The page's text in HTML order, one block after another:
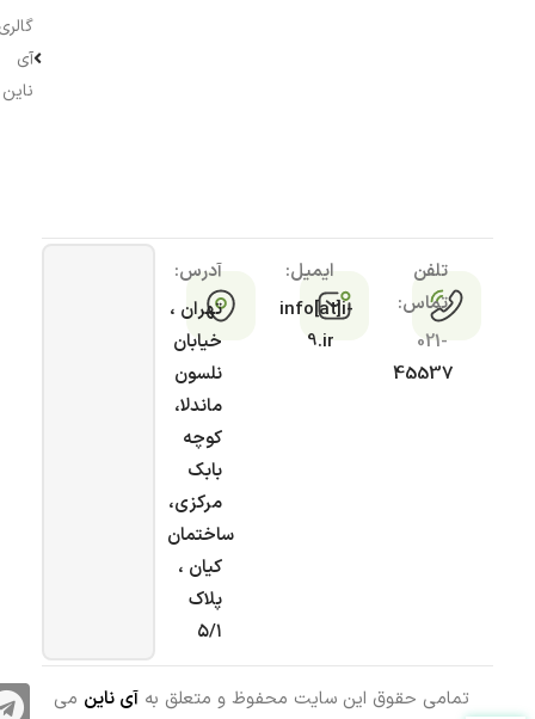
آی
ناین
تلفن
تماس:
021-
45537
ایمیل:
info[at]i-
9.ir
آدرس:
تهران ،
خیابان
نلسون
ماندلا،
کوچه
بابک
مرکزی،
ساختمان
کیان ،
پلاک
۵/۱
تمامی حقوق این سایت محفوظ و متعلق به آی ناین می